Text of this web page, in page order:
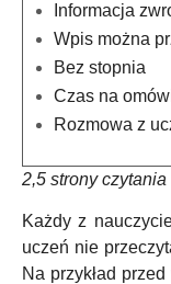
Informacja
Wpis można
Bez stopnia
Czas na
Rozmowa z
2,5 strony czytania
Każdy z
uczeń nie
Na przykład